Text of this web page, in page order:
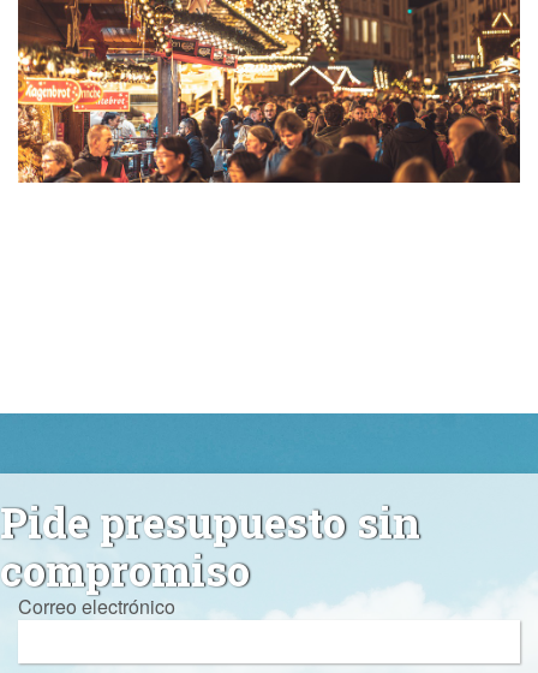
Pide presupuesto sin
compromiso
Correo electrónico